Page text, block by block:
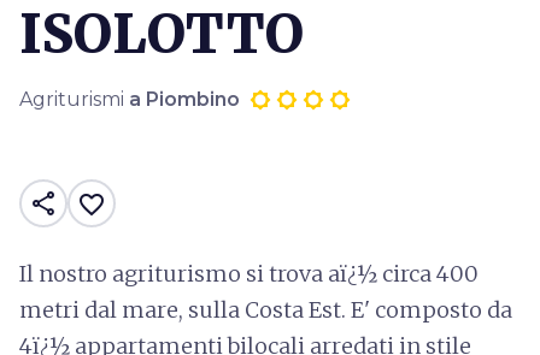
ISOLOTTO
Agriturismi a Piombino
share favorite_border
Il nostro agriturismo si trova aï¿½ circa 400
metri dal mare, sulla Costa Est. E' composto da
4ï¿½ appartamenti bilocali arredati in stile